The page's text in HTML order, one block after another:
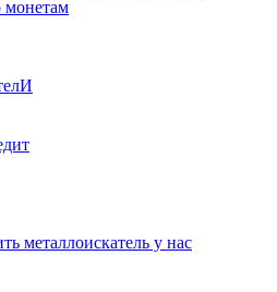
монетам
металлоискатель у нас